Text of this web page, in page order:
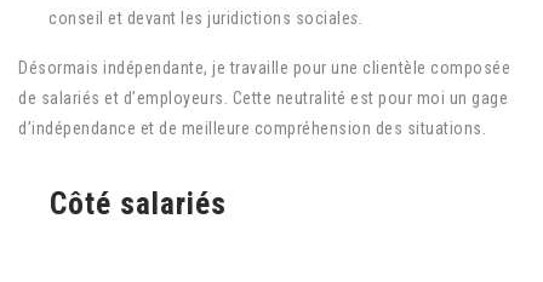
conseil et devant les juridictions sociales.
Désormais indépendante, je travaille pour une clientèle composée
de salariés et d’employeurs. Cette neutralité est pour moi un gage
d’indépendance et de meilleure compréhension des situations.
Côté salariés